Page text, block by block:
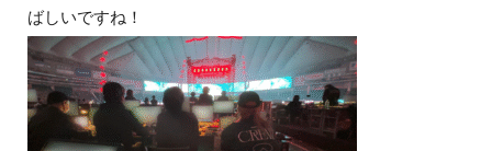
ばしいですね！